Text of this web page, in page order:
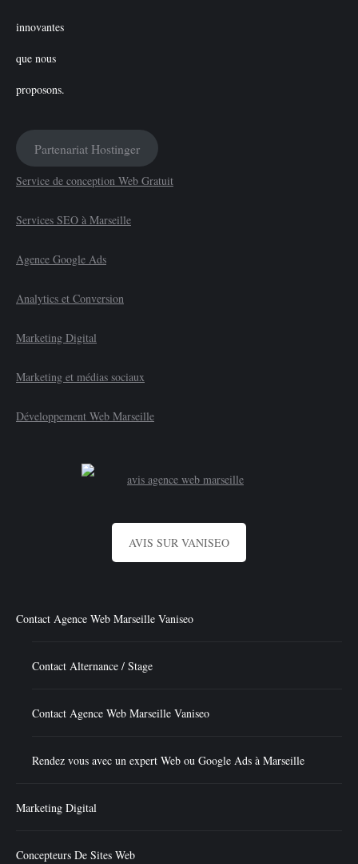
Partenariat Hostinger
Service de conception Web Gratuit
Services SEO à Marseille
Agence Google Ads
Analytics et Conversion
Marketing Digital
Marketing et médias sociaux
Développement Web Marseille
AVIS SUR VANISEO
Contact Agence Web Marseille Vaniseo
Contact Alternance / Stage
Contact Agence Web Marseille Vaniseo
Rendez vous avec un expert Web ou Google Ads à Marseille
Marketing Digital
Concepteurs De Sites Web